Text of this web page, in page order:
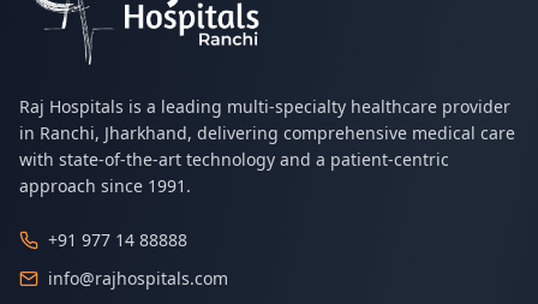
Raj Hospitals is a leading multi-specialty healthcare provider
in Ranchi, Jharkhand, delivering comprehensive medical care
with state-of-the-art technology and a patient-centric
approach since 1991.
+91 977 14 88888
info@rajhospitals.com